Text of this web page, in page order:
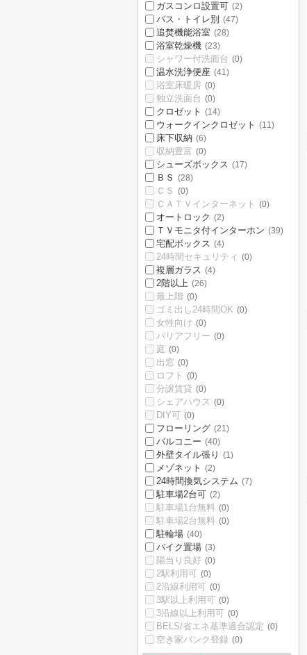
ガスコンロ設置可 (2)
バス・トイレ別 (47)
追焚機能浴室 (28)
浴室乾燥機 (23)
シャワー付洗面台 (0)
温水洗浄便座 (41)
浴室床暖房 (0)
独立洗面台 (0)
クロゼット (14)
ウォークインクロゼット (11)
床下収納 (6)
収納豊富 (0)
シューズボックス (17)
ＢＳ (28)
ＣＳ (0)
ＣＡＴＶインターネット (0)
オートロック (2)
ＴＶモニタ付インターホン (39)
宅配ボックス (4)
24時間セキュリティ (0)
複層ガラス (4)
2階以上 (26)
最上階 (0)
ゴミ出し24時間OK (0)
女性向け (0)
バリアフリー (0)
庭 (0)
出窓 (0)
ロフト (0)
分譲賃貸 (0)
シェアハウス (0)
DIY可 (0)
フローリング (21)
バルコニー (40)
外壁タイル張り (1)
メゾネット (2)
24時間換気システム (7)
駐車場2台可 (2)
駐車場1台無料 (0)
駐車場2台無料 (0)
駐輪場 (40)
バイク置場 (3)
陽当り良好 (0)
2駅利用可 (0)
2沿線利用可 (0)
3駅以上利用可 (0)
3沿線以上利用可 (0)
BELS/省エネ基準適合認定 (0)
空き家バンク登録 (0)